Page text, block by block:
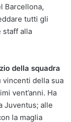
Barcellona,
tutti gli
staff alla
della squadra
vincenti della sua
vent’anni. Ha
Juventus; alle
la maglia